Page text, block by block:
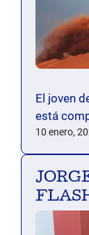
El joven
está
10 enero,